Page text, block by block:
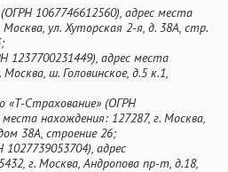
1067746612560), адрес места
ул. Хуторская 2-я, д. 38А, стр.
1237700231449), адрес места
ш. Головинское, д.5 к.1,
«Т-Страхование» (ОГРН
места нахождения: 127287, г. Москва,
38А, строение 26;
адрес
г. Москва, Андропова пр-т, д.18,